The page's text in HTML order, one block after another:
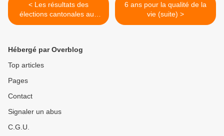
< Les résultats des
élections cantonales aux
Vaîtes et sur Besançon Est.
6 ans pour la qualité de la
vie (suite) >
Hébergé par Overblog
Top articles
Pages
Contact
Signaler un abus
C.G.U.